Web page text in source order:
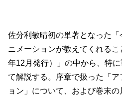
佐分利敏晴初の単著となった
ニメーションが教えてくれる
年12月発行）」の中から、特
て解説する。序章で扱った「
ョン」について、および巻末